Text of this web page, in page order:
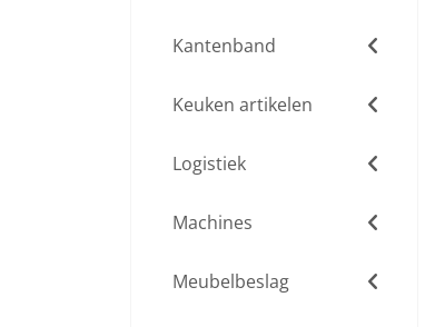
Kantenband
Keuken artikelen
Logistiek
Machines
Meubelbeslag